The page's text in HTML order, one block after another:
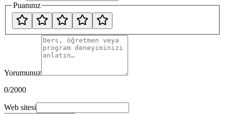
Puanınız
Yorumunuz
0/2000
Web sitesi